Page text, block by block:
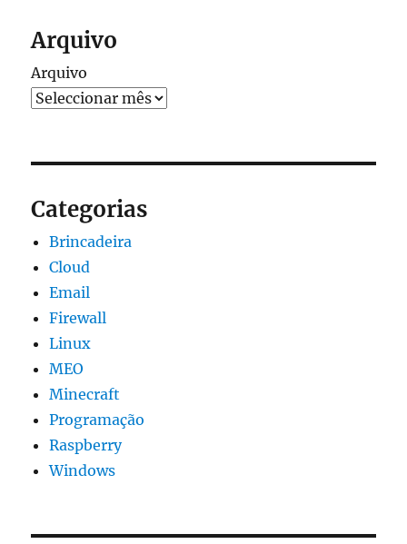
Arquivo
Arquivo
Categorias
Brincadeira
Cloud
Email
Firewall
Linux
MEO
Minecraft
Programação
Raspberry
Windows